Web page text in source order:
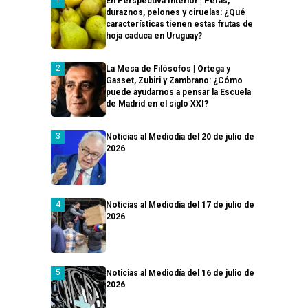
duraznos, pelones y ciruelas: ¿Qué
características tienen estas frutas de
hoja caduca en Uruguay?
La Mesa de Filósofos | Ortega y
Gasset, Zubiri y Zambrano: ¿Cómo
puede ayudarnos a pensar la Escuela
de Madrid en el siglo XXI?
Noticias al Mediodía del 20 de julio de
2026
Noticias al Mediodía del 17 de julio de
2026
Noticias al Mediodía del 16 de julio de
2026